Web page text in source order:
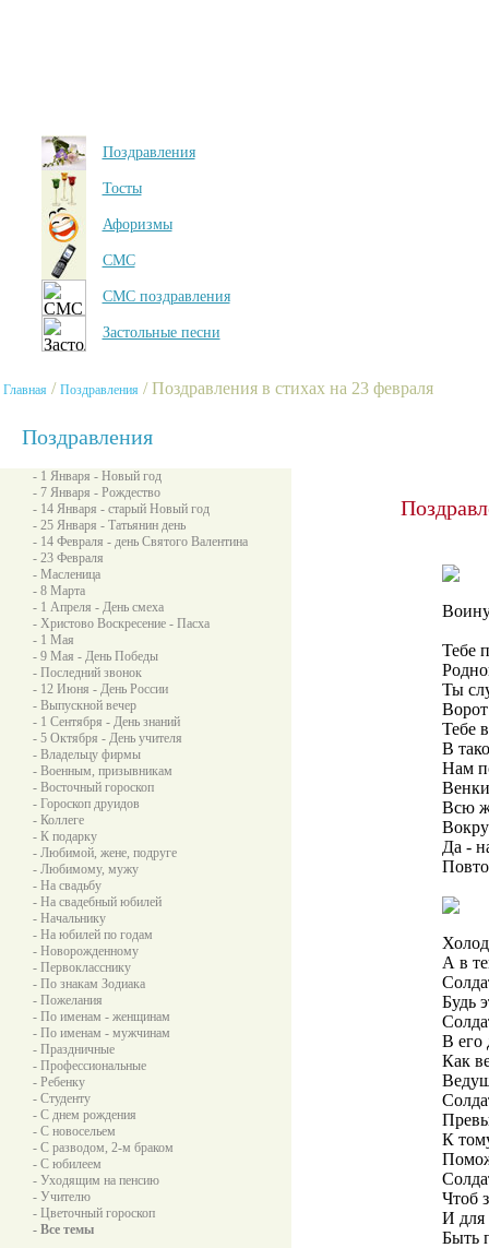
Поздравления
Тосты
Афоризмы
СМС
СМС поздравления
Застольные песни
Главная / Поздравления / Поздравления в стихах на 23 февраля
Поздравления
- 1 Января - Новый год
- 7 Января - Рождество
- 14 Января - старый Новый год
- 25 Января - Татьянин день
- 14 Февраля - день Святого Валентина
- 23 Февраля
- Масленица
- 8 Марта
- 1 Апреля - День смеха
- Христово Воскресение - Пасха
- 1 Мая
- 9 Мая - День Победы
- Последний звонок
- 12 Июня - День России
- Выпускной вечер
- 1 Сентября - День знаний
- 5 Октября - День учителя
- Владельцу фирмы
- Военным, призывникам
- Восточный гороскоп
- Гороскоп друидов
- Коллеге
- К подарку
- Любимой, жене, подруге
- Любимому, мужу
- На свадьбу
- На свадебный юбилей
- Начальнику
- На юбилей по годам
- Новорожденному
- Первокласснику
- По знакам Зодиака
- Пожелания
- По именам - женщинам
- По именам - мужчинам
- Праздничные
- Профессиональные
- Ребенку
- Студенту
- С днем рождения
- С новосельем
- С разводом, 2-м браком
- С юбилеем
- Уходящим на пенсию
- Учителю
- Цветочный гороскоп
- Все темы
Тебе
Ты
Тебе
В
Нам
Всю
Да -
А в
Будь
В его
Как
К
Чтоб
И для
Быть